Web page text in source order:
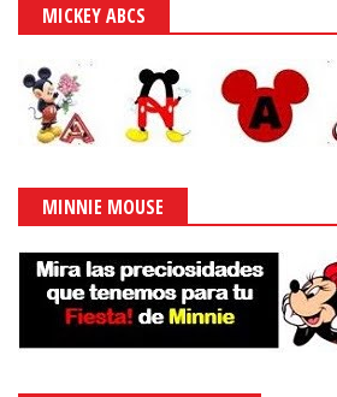
MICKEY ABCS
MINNIE MOUSE